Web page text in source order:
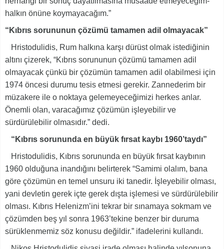
halkın önüne koymayacağım.”
“Kıbrıs sorununun çözümü tamamen adil olmayacak”
Hristodulidis, Rum halkına karşı dürüst olmak istediğinin
altını çizerek, “Kıbrıs sorununun çözümü tamamen adil
olmayacak çünkü bir çözümün tamamen adil olabilmesi için
1974 öncesi durumu tesis etmesi gerekir. Zannederim bir
müzakere ile o noktaya gelemeyeceğimizi herkes anlar.
Önemli olan, varacağımız çözümün işleyebilir ve
sürdürülebilir olmasıdır.” dedi.
“Kıbrıs sorununda en büyük fırsat kaybı 1960’taydı”
Hristodulidis, Kıbrıs sorununda en büyük fırsat kaybının
1960 olduğuna inandığını belirterek “Samimi olalım, bana
göre çözümün en temel unsuru iki tanedir. İşleyebilir olması,
yani devletin gerek içte gerek dışta işlemesi ve sürdürülebilir
olması. Kıbrıs Helenizm’ini tekrar bir sınamaya sokmam ve
çözümden beş yıl sonra 1963’tekine benzer bir duruma
sürüklenmemiz söz konusu değildir.” ifadelerini kullandı.